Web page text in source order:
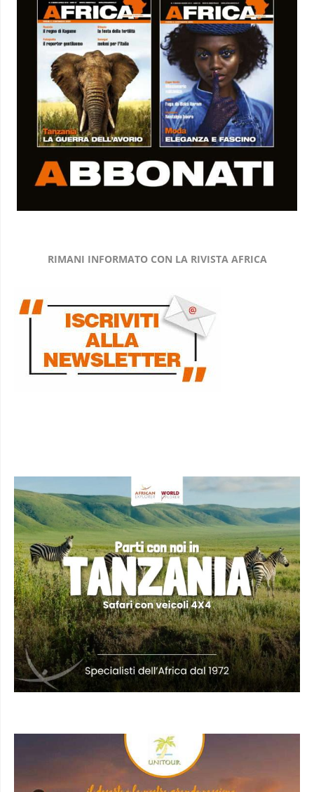
RIMANI INFORMATO CON LA RIVISTA AFRICA